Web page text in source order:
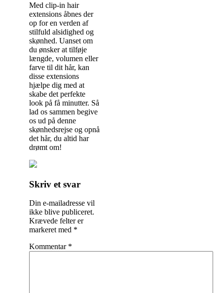
Med clip-in hair
extensions åbnes der
op for en verden af
stilfuld alsidighed og
skønhed. Uanset om
du ønsker at tilføje
længde, volumen eller
farve til dit hår, kan
disse extensions
hjælpe dig med at
skabe det perfekte
look på få minutter. Så
lad os sammen begive
os ud på denne
skønhedsrejse og opnå
det hår, du altid har
drømt om!
Indlægsnavigation
Skriv et svar
Din e-mailadresse vil
ikke blive publiceret.
Krævede felter er
markeret med *
Kommentar *